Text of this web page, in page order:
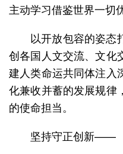
主动学习借鉴世界一切
以开放包容的姿态
创各国人文交流、文化
建人类命运共同体注入
化兼收并蓄的发展规律
的使命担当。
坚持守正创新——